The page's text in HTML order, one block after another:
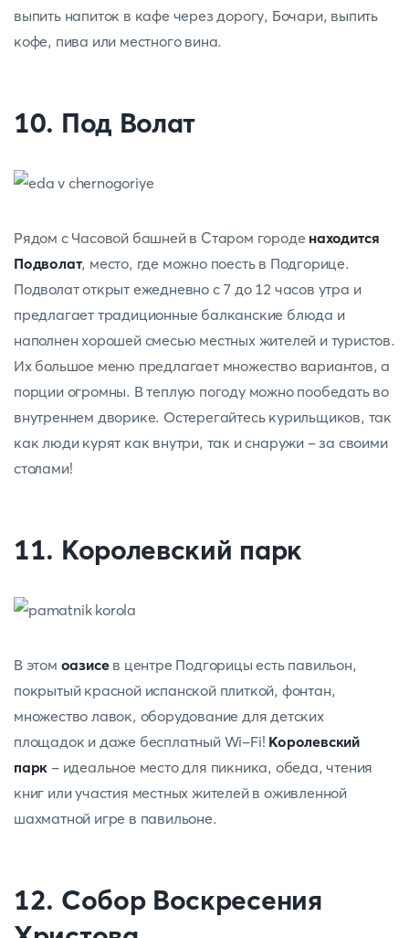
выпить напиток в кафе через дорогу, Бочари, выпить
кофе, пива или местного вина.
10. Под Волат
Рядом с Часовой башней в Старом городе находится
Подволат, место, где можно поесть в Подгорице.
Подволат открыт ежедневно с 7 до 12 часов утра и
предлагает традиционные балканские блюда и
наполнен хорошей смесью местных жителей и туристов.
Их большое меню предлагает множество вариантов, а
порции огромны. В теплую погоду можно пообедать во
внутреннем дворике. Остерегайтесь курильщиков, так
как люди курят как внутри, так и снаружи - за своими
столами!
11. Королевский парк
В этом оазисев центре Подгорицы есть павильон,
покрытый красной испанской плиткой, фонтан,
множество лавок, оборудование для детских
площадок и даже бесплатный Wi-Fi! Королевский
парк - идеальное место для пикника, обеда, чтения
книг или участия местных жителей в оживленной
шахматной игре в павильоне.
12. Собор Воскресения